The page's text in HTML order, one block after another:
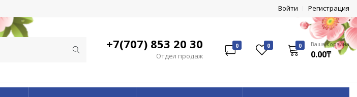
Войти Регистрация
+7(707) 853 20 30
Отдел продаж
0 0 0 Ваша корзина
0.00₸